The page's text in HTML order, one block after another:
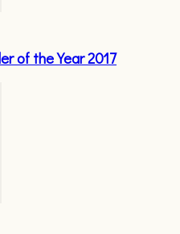
of the Year 2017